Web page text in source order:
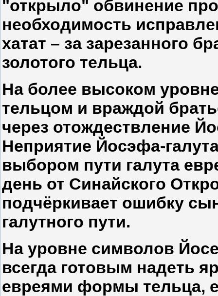
"открыло" обвинение
необходимость
хатат – за зарезанного
золотого тельца.
На более высоком
тельцом и враждой
через отождествление
Неприятие Йосэфа-
выбором пути галута
день от Синайского
подчёркивает ошибку
галутного пути.
На уровне символов
всегда готовым надеть
евреями формы тельца,